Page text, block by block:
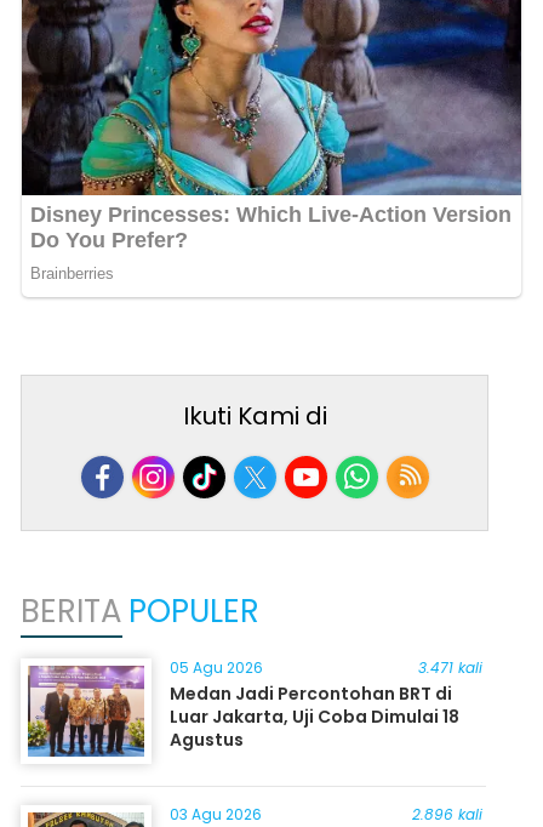
Ikuti Kami di
BERITA POPULER
05 Agu 2026 3.471 kali
Medan Jadi Percontohan BRT di
Luar Jakarta, Uji Coba Dimulai 18
Agustus
03 Agu 2026 2.896 kali